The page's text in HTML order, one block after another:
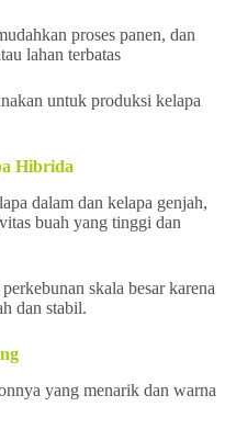
proses panen, dan
lahan terbatas
untuk produksi kelapa
Hibrida
dalam dan kelapa genjah,
buah yang tinggi dan
skala besar karena
dan stabil.
yang menarik dan warna